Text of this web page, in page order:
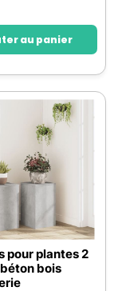
au panier
pour plantes 2
bois